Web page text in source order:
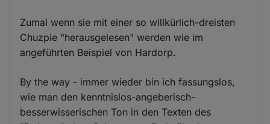
Zumal wenn sie mit einer so willkürlich-dreisten
Chuzpie "herausgelesen" werden wie im
angeführten Beispiel von Hardorp.
By the way - immer wieder bin ich fassungslos,
wie man den kenntnislos-angeberisch-
besserwisserischen Ton in den Texten des